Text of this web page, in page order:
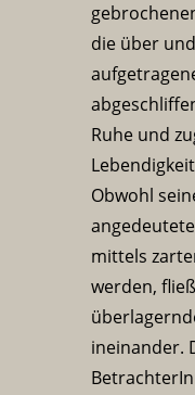
die über
Ruhe und
Obwohl
mittels
werden,
ineinander.